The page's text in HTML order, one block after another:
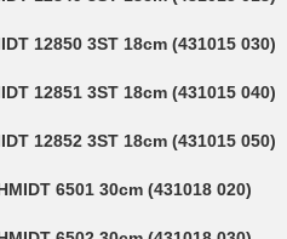
12850 3ST 18cm (431015 030)
12851 3ST 18cm (431015 040)
12852 3ST 18cm (431015 050)
6501 30cm (431018 020)